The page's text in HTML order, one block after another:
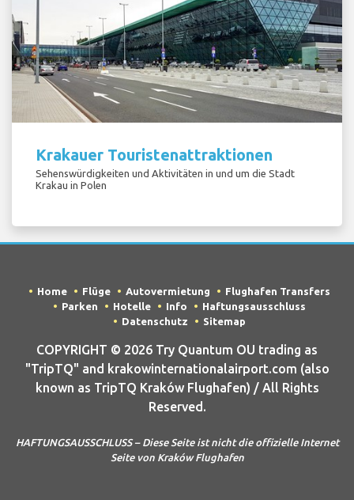
Krakauer Touristenattraktionen
Sehenswürdigkeiten und Aktivitäten in und um die Stadt
Krakau in Polen
Home Flüge Autovermietung
Flughafen Transfers
Parken
Hotelle Info
Haftungsausschluss
Datenschutz
Sitemap
COPYRIGHT © 2026 Try Quantum OU trading as
"TripTQ" and krakowinternationalairport.com (also
known as TripTQ Kraków Flughafen) / All Rights
Reserved.
HAFTUNGSAUSSCHLUSS – Diese Seite ist nicht die offizielle Internet
Seite von Kraków Flughafen